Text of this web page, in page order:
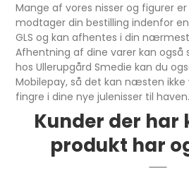
Mange af vores nisser og figurer
modtager din bestilling indenfor
GLS og kan afhentes i din
Afhentning af dine varer kan også
hos Ullerupgård Smedie kan du
Mobilepay, så det kan næsten
fingre i dine nye julenisser til haven.
Kunder der har
produkt har